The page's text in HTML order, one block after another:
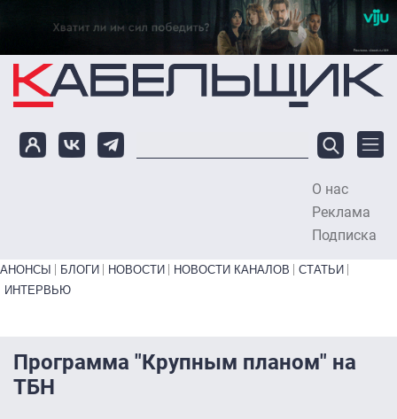
Перейти к основному содержанию
О нас
Реклама
Подписка
Primary links bottom
АНОНСЫ БЛОГИ НОВОСТИ НОВОСТИ КАНАЛОВ
СТАТЬИ
ИНТЕРВЬЮ
Программа "Крупным планом" на
ТБН